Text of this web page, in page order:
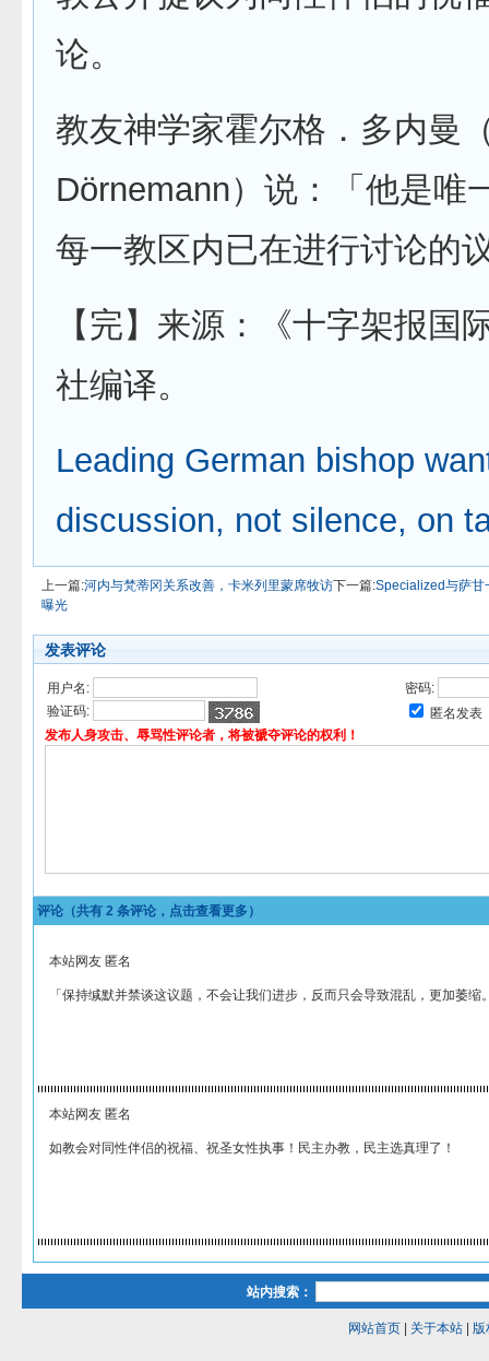
论。
教友神学家霍尔格．多内曼
Dörnemann）说：「他是唯
每一教区内已在进行讨论的
【完】来源：《十字架报国
社编译。
Leading German bishop
discussion, not silence, on
上一篇:河内与梵蒂冈关系改善，卡米列里蒙席牧访下一篇:Specialized与萨甘
曝光
发表评论
用户名:
密码:
验证码:
匿名发表
发布人身攻击、辱骂性评论者，将被褫夺评论的权利！
评论（共有 2 条评论，点击查看更多）
本站网友 匿名
「保持缄默并禁谈这议题，不会让我们进步，反而只会导致混乱，更加萎缩
本站网友 匿名
如教会对同性伴侣的祝福、祝圣女性执事！民主办教，民主选真理了！
站内搜索：
网站首页| 关于本站| 版